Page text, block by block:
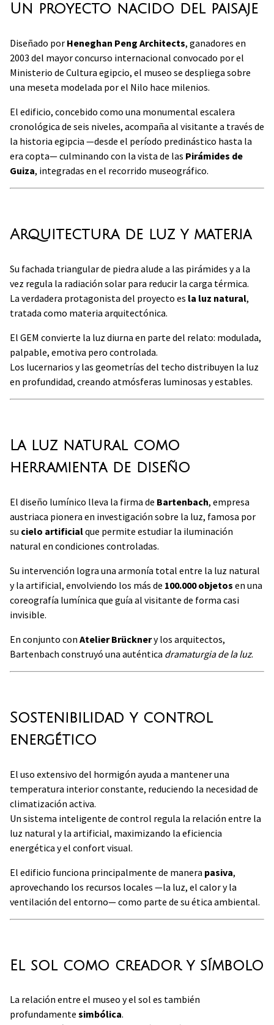
Un proyecto nacido del paisaje
Diseñado por Heneghan Peng Architects, ganadores en
2003 del mayor concurso internacional convocado por el
Ministerio de Cultura egipcio, el museo se despliega sobre
una meseta modelada por el Nilo hace milenios.
El edificio, concebido como una monumental escalera
cronológica de seis niveles, acompaña al visitante a través de
la historia egipcia —desde el período predinástico hasta la
era copta— culminando con la vista de las Pirámides de
Guiza, integradas en el recorrido museográfico.
Arquitectura de luz y materia
Su fachada triangular de piedra alude a las pirámides y a la
vez regula la radiación solar para reducir la carga térmica.
La verdadera protagonista del proyecto es la luz natural,
tratada como materia arquitectónica.
El GEM convierte la luz diurna en parte del relato: modulada,
palpable, emotiva pero controlada.
Los lucernarios y las geometrías del techo distribuyen la luz
en profundidad, creando atmósferas luminosas y estables.
La luz natural como
herramienta de diseño
El diseño lumínico lleva la firma de Bartenbach, empresa
austriaca pionera en investigación sobre la luz, famosa por
su cielo artificialque permite estudiar la iluminación
natural en condiciones controladas.
Su intervención logra una armonía total entre la luz natural
y la artificial, envolviendo los más de 100.000 objetos en una
coreografía lumínica que guía al visitante de forma casi
invisible.
En conjunto con Atelier Brücknery los arquitectos,
Bartenbach construyó una auténtica dramaturgia de la luz.
Sostenibilidad y control
energético
El uso extensivo del hormigón ayuda a mantener una
temperatura interior constante, reduciendo la necesidad de
climatización activa.
Un sistema inteligente de control regula la relación entre la
luz natural y la artificial, maximizando la eficiencia
energética y el confort visual.
El edificio funciona principalmente de manera pasiva,
aprovechando los recursos locales —la luz, el calor y la
ventilación del entorno— como parte de su ética ambiental.
El sol como creador y símbolo
La relación entre el museo y el sol es también
profundamente simbólica.